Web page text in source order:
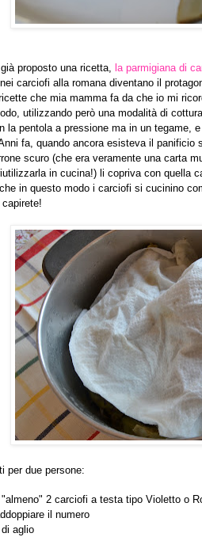
proposto una ricetta, la parmigiana di
carciofi alla romana diventano il
che mia mamma fa da che io mi
utilizzando però una modalità di
la pentola a pressione ma in un tegame,
fa, quando ancora esisteva il panificio
scuro (che era veramente una carta
in cucina!) li copriva con quella
in questo modo i carciofi si cucinino
per due persone:
2 carciofi a testa tipo Violetto o
il numero
aglio